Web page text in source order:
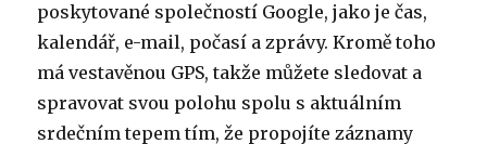
poskytované společností Google, jako je čas,
kalendář, e-mail, počasí a zprávy. Kromě toho
má vestavěnou GPS, takže můžete sledovat a
spravovat svou polohu spolu s aktuálním
srdečním tepem tím, že propojíte záznamy